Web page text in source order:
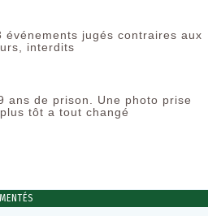
événements jugés contraires aux
interdits
ans de prison. Une photo prise
tôt a tout changé